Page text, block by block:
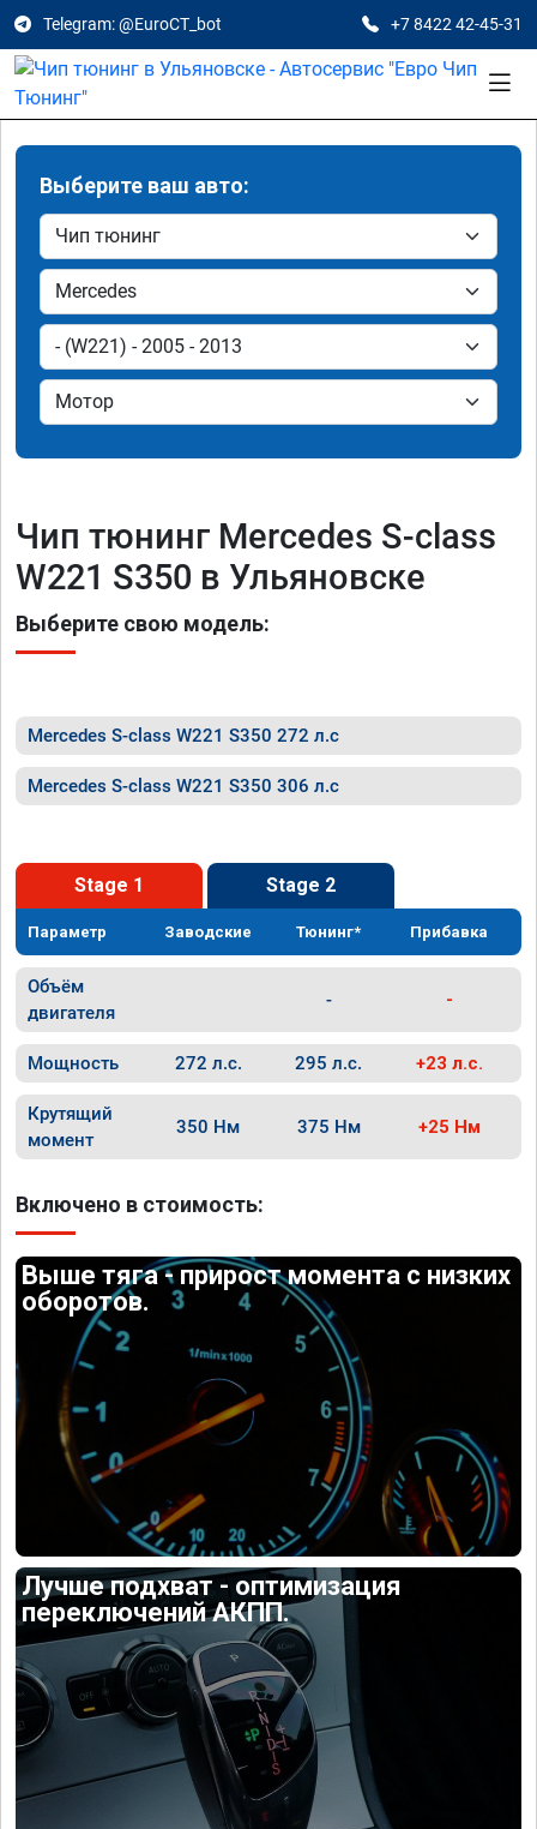
Telegram: @EuroCT_bot +7 8422 42-45-31
Выберите ваш авто:
Чип тюнинг Mercedes S-class
W221 S350 в Ульяновске
Выберите свою модель:
Mercedes S-class W221 S350 272 л.с
Mercedes S-class W221 S350 306 л.с
Stage 1 Stage 2
Параметр Заводские Тюнинг* Прибавка
Объём
двигателя
- -
Мощность 272 л.с. 295 л.с. +23 л.с.
Крутящий
момент
350 Нм 375 Нм +25 Нм
Включено в стоимость:
Выше тяга - прирост момента с низких
оборотов.
Лучше подхват - оптимизация
переключений АКПП.